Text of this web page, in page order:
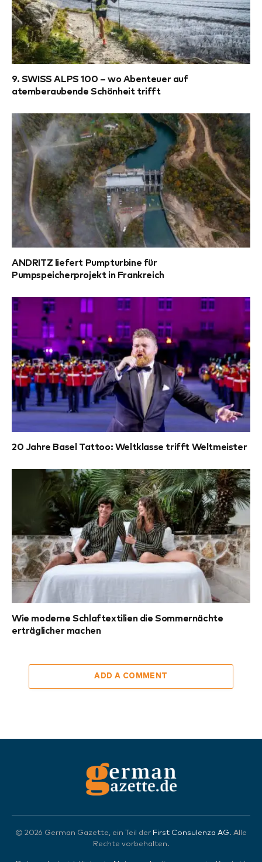
9. SWISS ALPS 100 – wo Abenteuer auf
atemberaubende Schönheit trifft
ANDRITZ liefert Pumpturbine für
Pumpspeicherprojekt in Frankreich
20 Jahre Basel Tattoo: Weltklasse trifft Weltmeister
Wie moderne Schlaftextilien die Sommernächte
erträglicher machen
ADD A COMMENT
© 2026 German Gazette, ein Teil der First Consulenza AG. Alle
Rechte vorbehalten.